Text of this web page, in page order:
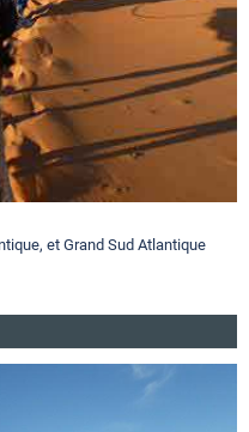
et Grand Sud Atlantique